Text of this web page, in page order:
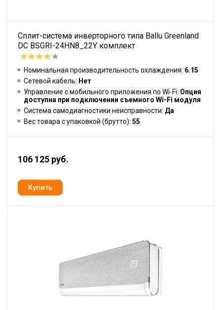
Сплит-система инверторного типа Ballu Greenland
DC BSGRI-24HN8_22Y комплект
Номинальная производительность охлаждения: 6.15
Сетевой кабель: Нет
Управление c мобильного приложения по Wi-Fi: Опция
доступна при подключении съемного Wi-Fi модуля
Система самодиагностики неисправности: Да
Вес товара с упаковкой (брутто): 55
106 125 руб.